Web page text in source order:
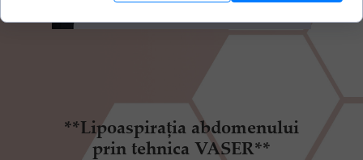
**Lipoaspirația abdomenului
prin tehnica VASER**